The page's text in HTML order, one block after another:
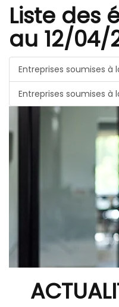
Liste des
au 12/04/
Entreprises soumises à
Entreprises soumises à